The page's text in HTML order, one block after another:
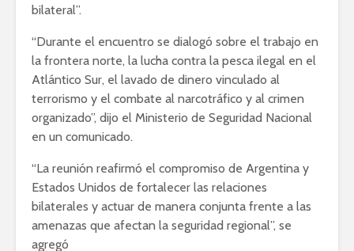
bilateral”.
“Durante el encuentro se dialogó sobre el trabajo en
la frontera norte, la lucha contra la pesca ilegal en el
Atlántico Sur, el lavado de dinero vinculado al
terrorismo y el combate al narcotráfico y al crimen
organizado”, dijo el Ministerio de Seguridad Nacional
en un comunicado.
“La reunión reafirmó el compromiso de Argentina y
Estados Unidos de fortalecer las relaciones
bilaterales y actuar de manera conjunta frente a las
amenazas que afectan la seguridad regional”, se
agregó